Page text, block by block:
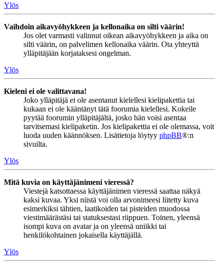
Ylös
Vaihdoin aikavyöhykkeen ja kellonaika on silti väärin!
Jos olet varmasti valinnut oikean aikavyöhykkeen ja aika on
silti väärin, on palvelimen kellonaika väärin. Ota yhteyttä
ylläpitäjään korjataksesi ongelman.
Ylös
Kieleni ei ole valittavana!
Joko ylläpitäjä ei ole asentanut kielellesi kielipakettia tai
kukaan ei ole kääntänyt tätä foorumia kielellesi. Kokeile
pyytää foorumin ylläpitäjältä, josko hän voisi asentaa
tarvitsemasi kielipaketin. Jos kielipakettia ei ole olemassa, voit
luoda uuden käännöksen. Lisätietoja löytyy phpBB®:n
sivuilta.
Ylös
Mitä kuvia on käyttäjänimeni vieressä?
Viestejä katsottaessa käyttäjänimen vieressä saattaa näkyä
kaksi kuvaa. Yksi niistä voi olla arvonimeesi liitetty kuva
esimerkiksi tähtien, laatikoiden tai pisteiden muodossa
viestimäärästäsi tai statuksestasi riippuen. Toinen, yleensä
isompi kuva on avatar ja on yleensä uniikki tai
henkilökohtainen jokaisella käyttäjällä.
Ylös